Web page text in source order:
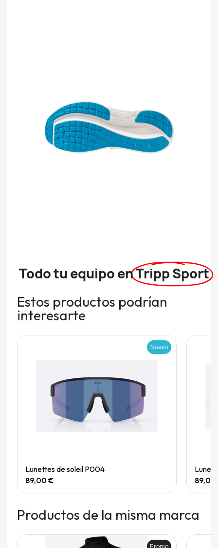
Todo tu equipo enTripp Sport
Estos productos podrían
interesarte
Quick View
Nuevo
Lunettes de soleil P004
89,00 €
89,00
Productos de la misma marca